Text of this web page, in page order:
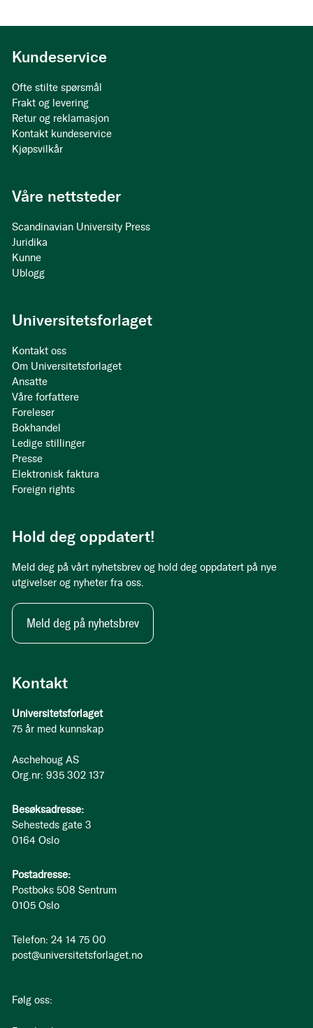
Kontakt
Universitetsforlaget
75 år med kunnskap
Aschehoug AS
Org.nr: 935 302 137
Besøksadresse:
Sehesteds gate 3
0164 Oslo
Postadresse:
Postboks 508 Sentrum
0105 Oslo
Telefon: 24 14 75 00
post@universitetsforlaget.no
Følg oss:
Kundeservice
Ofte stilte spørsmål
Frakt og levering
Retur og reklamasjon
Kontakt kundeservice
Kjøpsvilkår
Våre nettsteder
Scandinavian University Press
Juridika
Kunne
Ublogg
Universitetsforlaget
Kontakt oss
Om Universitetsforlaget
Ansatte
Våre forfattere
Foreleser
Bokhandel
Ledige stillinger
Presse
Elektronisk faktura
Foreign rights
Hold deg oppdatert!
Meld deg på vårt nyhetsbrev og hold deg oppdatert på nye
utgivelser og nyheter fra oss.
Meld deg på nyhetsbrev